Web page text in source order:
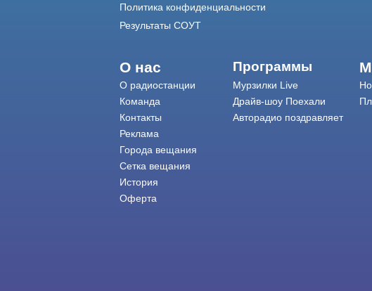
Политика конфиденциальности
Результаты СОУТ
О нас
О радиостанции
Команда
Контакты
Реклама
Города вещания
Сетка вещания
История
Оферта
Программы
Мурзилки Live
Драйв-шоу Поехали
Авторадио поздравляет